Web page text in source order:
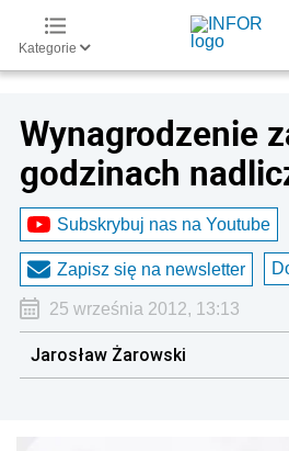
Kategorie
Wynagrodzenie
godzinach
Subskrybuj nas na Youtube
Zapisz się na newsletter
25 września 2012, 13:13
Jarosław Żarowski